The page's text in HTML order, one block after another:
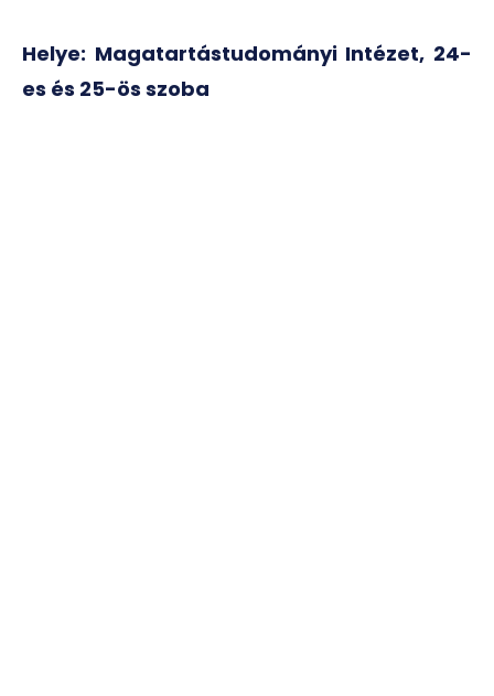
Helye: Magatartástudományi Intézet, 24-
es és 25-ös szoba